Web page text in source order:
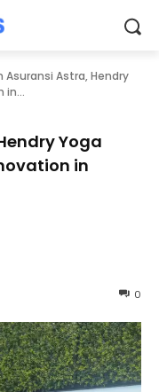
Asuransi Astra, Hendry
in...
Yoga
in
0